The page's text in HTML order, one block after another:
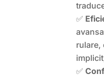
✅
rulare,
✅